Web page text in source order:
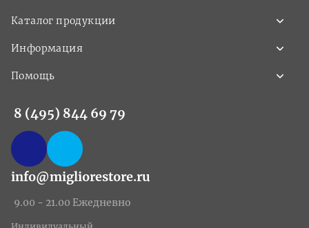
Каталог продукции
Информация
Помощь
8 (495) 844 69 79
info@migliorestore.ru
9.00 - 21.00 Ежедневно